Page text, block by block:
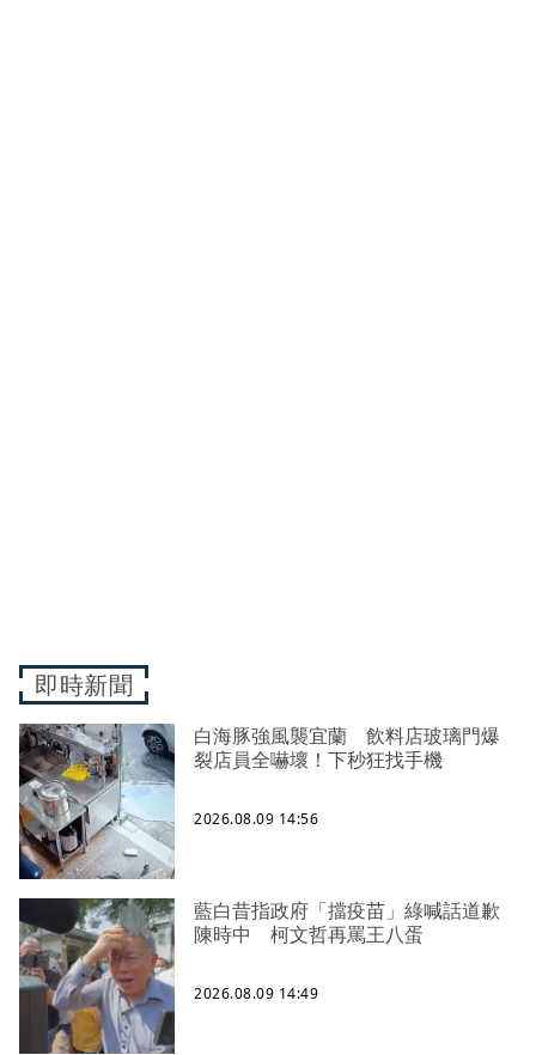
即時新聞
白海豚強風襲宜蘭 飲料店玻璃門爆
裂店員全嚇壞！下秒狂找手機
2026.08.09 14:56
藍白昔指政府「擋疫苗」綠喊話道歉
陳時中 柯文哲再罵王八蛋
2026.08.09 14:49